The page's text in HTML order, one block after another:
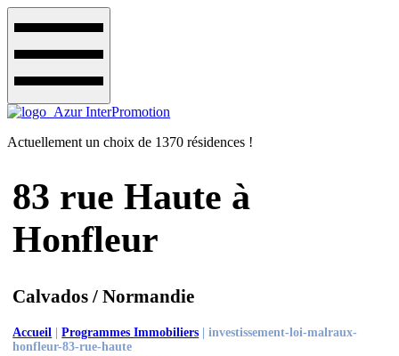
Actuellement un choix de 1370 résidences !
83 rue Haute à
Honfleur
Calvados / Normandie
Accueil |Programmes Immobiliers |investissement-loi-malraux-
honfleur-83-rue-haute